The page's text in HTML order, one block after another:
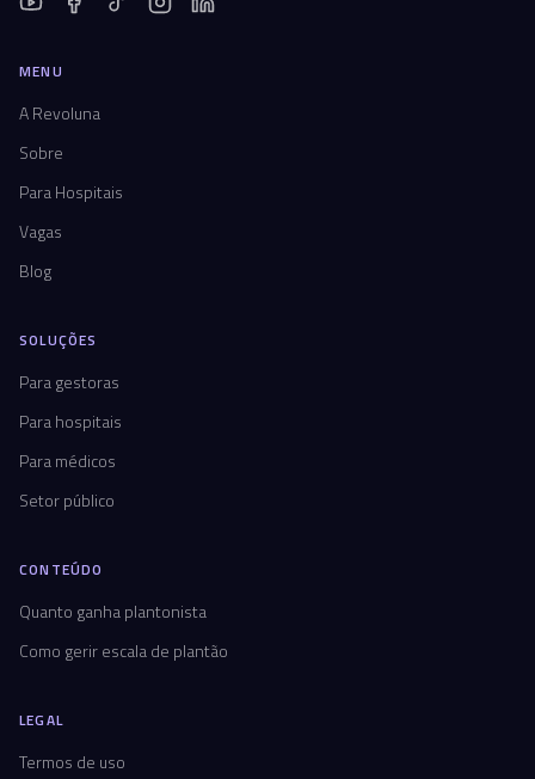
MENU
A Revoluna
Sobre
Para Hospitais
Vagas
Blog
SOLUÇÕES
Para gestoras
Para hospitais
Para médicos
Setor público
CONTEÚDO
Quanto ganha plantonista
Como gerir escala de plantão
LEGAL
Termos de uso